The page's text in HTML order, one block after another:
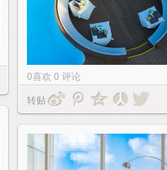
0喜欢 0 评论
转贴